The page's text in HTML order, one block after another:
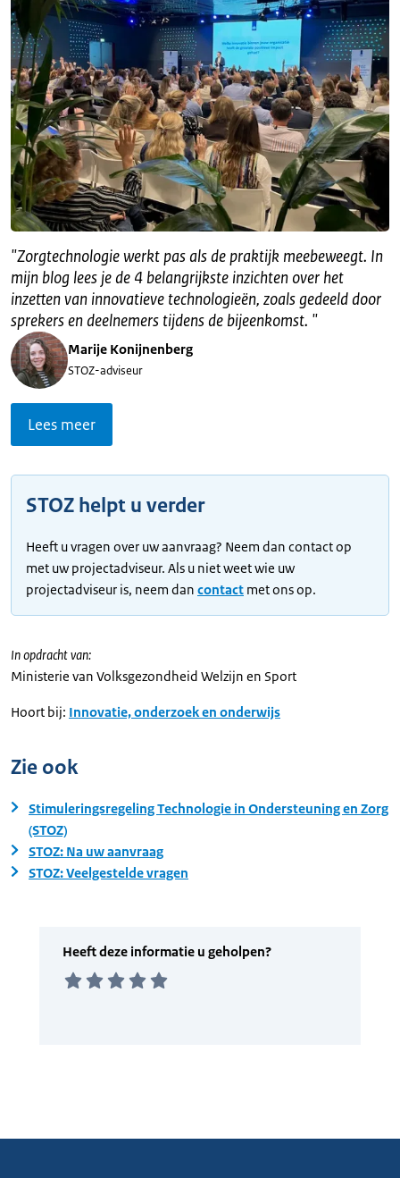
"Zorgtechnologie werkt pas als de praktijk meebeweegt. In
mijn blog lees je de 4 belangrijkste inzichten over het
inzetten van innovatieve technologieën, zoals gedeeld door
sprekers en deelnemers tijdens de bijeenkomst. "
Marije Konijnenberg
STOZ-adviseur
Lees meer
STOZ helpt u verder
Heeft u vragen over uw aanvraag? Neem dan contact op
met uw projectadviseur. Als u niet weet wie uw
projectadviseur is, neem dan contact met ons op.
In opdracht van:
Ministerie van Volksgezondheid Welzijn en Sport
Hoort bij: Innovatie, onderzoek en onderwijs
Zie ook
Stimuleringsregeling Technologie in Ondersteuning en Zorg
(STOZ)
STOZ: Na uw aanvraag
STOZ: Veelgestelde vragen